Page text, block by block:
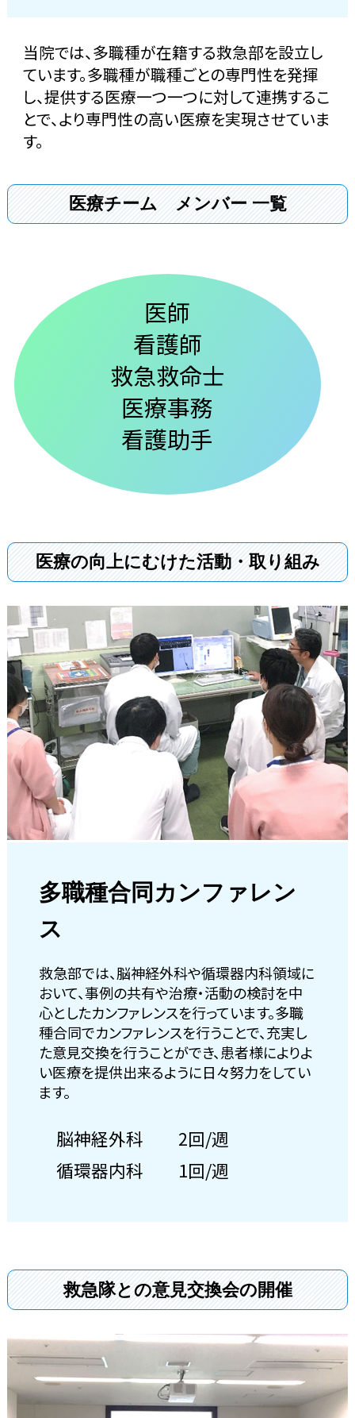
当院では、多職種が在籍する救急部を設立し
ています。多職種が職種ごとの専門性を発揮
し、提供する医療一つ一つに対して連携するこ
とで、より専門性の高い医療を実現させていま
す。
医療チーム メンバー 一覧
医師
看護師
救急救命士
医療事務
看護助手
医療の向上にむけた活動・取り組み
多職種合同カンファレン
ス
救急部では、脳神経外科や循環器内科領域に
おいて、事例の共有や治療・活動の検討を中
心としたカンファレンスを行っています。多職
種合同でカンファレンスを行うことで、充実し
た意見交換を行うことができ、患者様によりよ
い医療を提供出来るように日々努力をしてい
ます。
脳神経外科 2回/週
循環器内科 1回/週
救急隊との意見交換会の開催